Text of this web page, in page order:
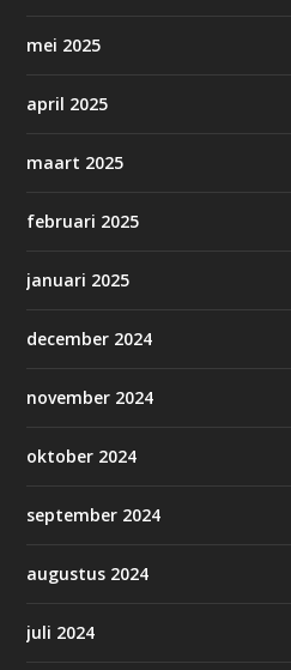
mei 2025
april 2025
maart 2025
februari 2025
januari 2025
december 2024
november 2024
oktober 2024
september 2024
augustus 2024
juli 2024